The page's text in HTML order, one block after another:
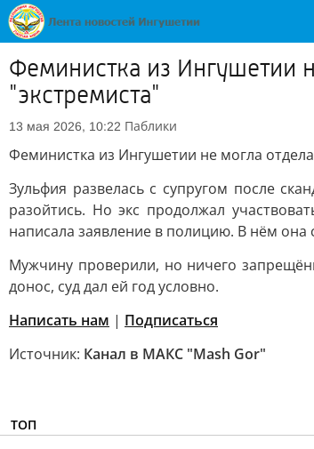
Феминистка из Ингушетии
"экстремиста"
13 мая 2026, 10:22 Паблики
Феминистка из Ингушетии не могла
Зульфия развелась с супругом после
разойтись. Но экс продолжал
написала заявление в полицию. В нём
Мужчину проверили, но ничего
донос, суд дал ей год условно.
Написать нам | Подписаться
Источник: Канал в МАКС "Mash Gor"
ТОП